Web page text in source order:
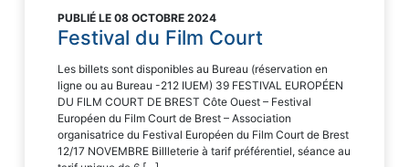
PUBLIÉ LE 08 OCTOBRE 2024
Festival du Film Court
Les billets sont disponibles au Bureau (réservation en
ligne ou au Bureau -212 IUEM) 39 FESTIVAL EUROPÉEN
DU FILM COURT DE BREST Côte Ouest – Festival
Européen du Film Court de Brest – Association
organisatrice du Festival Européen du Film Court de Brest
12/17 NOVEMBRE Billleterie à tarif préférentiel, séance au